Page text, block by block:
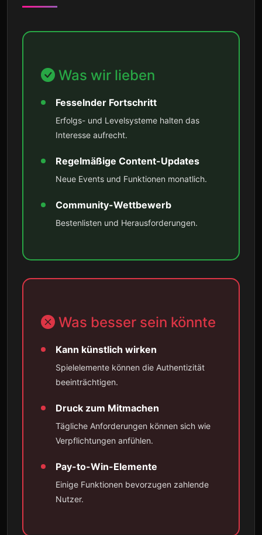
Was wir lieben
Fesselnder Fortschritt
Erfolgs- und Levelsysteme halten das
Interesse aufrecht.
Regelmäßige Content-Updates
Neue Events und Funktionen monatlich.
Community-Wettbewerb
Bestenlisten und Herausforderungen.
Was besser sein könnte
Kann künstlich wirken
Spielelemente können die Authentizität
beeinträchtigen.
Druck zum Mitmachen
Tägliche Anforderungen können sich wie
Verpflichtungen anfühlen.
Pay-to-Win-Elemente
Einige Funktionen bevorzugen zahlende
Nutzer.